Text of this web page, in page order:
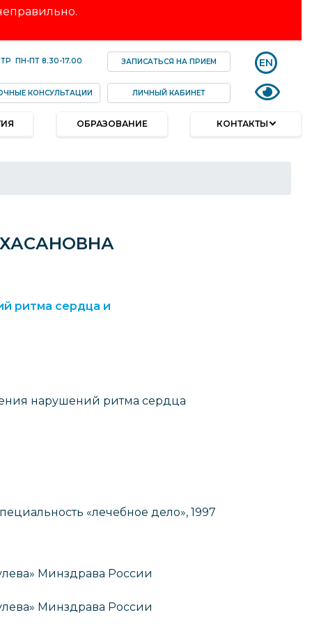
ПН-ПТ 8.30-17.00 ЗАПИСАТЬСЯ НА ПРИЕМ
КОНСУЛЬТАЦИИ ЛИЧНЫЙ КАБИНЕТ
EN
ОБРАЗОВАНИЕ КОНТАКТЫ
ритма сердца и
нарушений ритма сердца
«лечебное дело», 1997
Минздрава России
Минздрава России